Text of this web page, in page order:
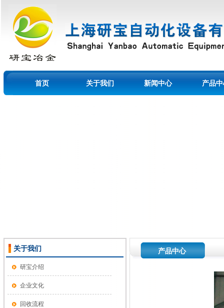
首页 关于我们 新闻中心 产品
关于我们
研宝介绍
企业文化
回收流程
产品中心